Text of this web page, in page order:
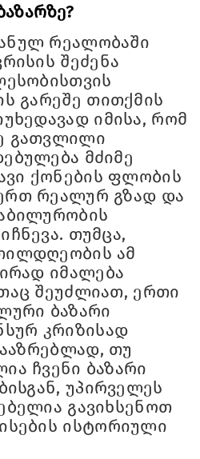
რეალობაში
შეძენა
გარეშე თითქმის
იმისა, რომ
გათვლილი
მძიმე
ქონების ფლობის
რეალურ გზად და
თუმცა,
ამ
იმალება
შეუძლიათ, ერთი
ბაზარი
კრიზისად
თუ
ჩვენი ბაზარი
უპირველეს
გავიხსენოთ
ისტორიული